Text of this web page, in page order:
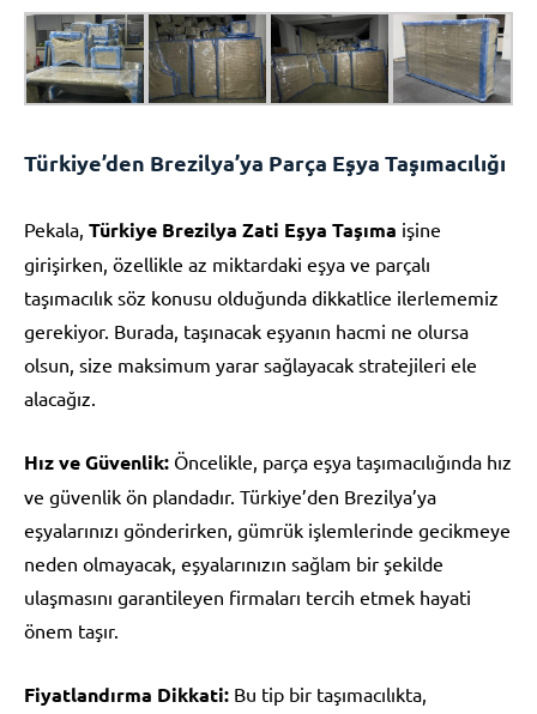
Türkiye’den Brezilya’ya Parça Eşya Taşımacılığı
Pekala, Türkiye Brezilya Zati Eşya Taşıma işine
girişirken, özellikle az miktardaki eşya ve parçalı
taşımacılık söz konusu olduğunda dikkatlice ilerlememiz
gerekiyor. Burada, taşınacak eşyanın hacmi ne olursa
olsun, size maksimum yarar sağlayacak stratejileri ele
alacağız.
Hız ve Güvenlik: Öncelikle, parça eşya taşımacılığında hız
ve güvenlik ön plandadır. Türkiye’den Brezilya’ya
eşyalarınızı gönderirken, gümrük işlemlerinde gecikmeye
neden olmayacak, eşyalarınızın sağlam bir şekilde
ulaşmasını garantileyen firmaları tercih etmek hayati
önem taşır.
Fiyatlandırma Dikkati: Bu tip bir taşımacılıkta,